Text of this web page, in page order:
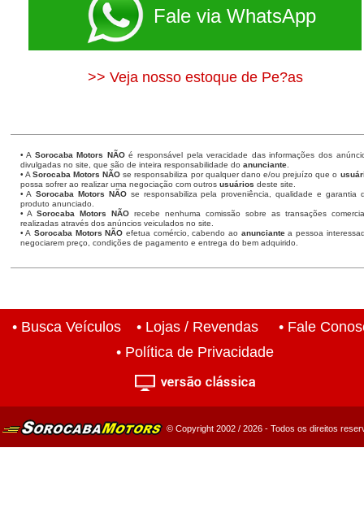
Fale via WhatsApp
>> Veja nosso estoque de Pe?as
• A Sorocaba Motors NÃOé responsável pela veracidade das informações dos
divulgadas no site, que são de inteira responsabilidade do anunciante.
• A Sorocaba Motors NÃO se responsabiliza por qualquer dano e/ou prejuízo que o
possa sofrer ao realizar uma negociação com outros usuários deste site.
• A Sorocaba Motors NÃOse responsabiliza pela proveniência, qualidade e garantia
produto anunciado.
• ASorocaba Motors NÃO recebe nenhuma comissão sobre as transações
realizadas através dos anúncios veiculados no site.
• A Sorocaba Motors NÃO efetua comércio, cabendo ao anunciantea pessoa
negociarem preço, condições de pagamento e entrega do bem adquirido.